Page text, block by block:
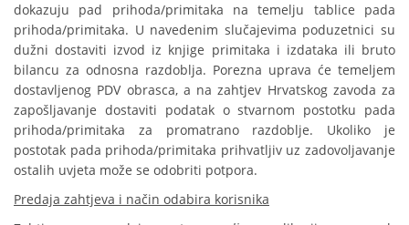
dokazuju pad prihoda/primitaka na temelju tablice pada
prihoda/primitaka. U navedenim slučajevima poduzetnici su
dužni dostaviti izvod iz knjige primitaka i izdataka ili bruto
bilancu za odnosna razdoblja. Porezna uprava će temeljem
dostavljenog PDV obrasca, a na zahtjev Hrvatskog zavoda za
zapošljavanje dostaviti podatak o stvarnom postotku pada
prihoda/primitaka za promatrano razdoblje. Ukoliko je
postotak pada prihoda/primitaka prihvatljiv uz zadovoljavanje
ostalih uvjeta može se odobriti potpora.
Predaja zahtjeva i način odabira korisnika